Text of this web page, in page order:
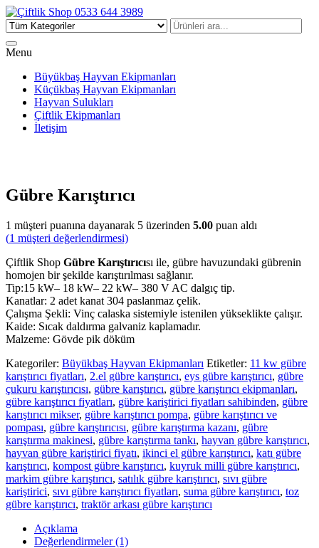
Çiftlik Shop 0533 644 3989
Menu
Büyükbaş Hayvan Ekipmanları
Küçükbaş Hayvan Ekipmanları
Hayvan Sulukları
Çiftlik Ekipmanları
İletişim
Gübre Karıştırıcı
1 müşteri puanına dayanarak 5 üzerinden 5.00 puan aldı
(1 müşteri değerlendirmesi)
Çiftlik Shop Gübre Karıştırıcısı ile, gübre havuzundaki gübrenin
homojen bir şekilde karıştırılması sağlanır.
Tip:15 kW– 18 kW– 22 kW– 380 V AC dalgıç tip.
Kanatlar: 2 adet kanat 304 paslanmaz çelik.
Çalışma Şekli: Vinç calaska sistemiyle istenilen yükseklikte çalışır.
Kaide: Sıcak daldırma galvaniz kaplamadır.
Malzeme: Gövde pik döküm
Kategoriler: Büyükbaş Hayvan Ekipmanları Etiketler: 11 kw gübre
karıştırıcı fiyatları, 2.el gübre karıştırıcı, eys gübre karıştırıcı, gübre
çukuru karıştırıcısı, gübre karıştırıcı, gübre karıştırıcı ekipmanları,
gübre karıştırıcı fiyatları, gübre kariştirici fiyatları sahibinden, gübre
karıştırıcı mikser, gübre karıştırıcı pompa, gübre karıştırıcı ve
pompası, gübre karıştırıcısı, gübre karıştırma kazanı, gübre
karıştırma makinesi, gübre karıştırma tankı, hayvan gübre karıştırıcı,
hayvan gübre kariştirici fiyatı, ikinci el gübre karıştırıcı, katı gübre
karıştırıcı, kompost gübre karıştırıcı, kuyruk milli gübre karıştırıcı,
markim gübre karıştırıcı, satılık gübre karıştırıcı, sıvı gübre
kariştirici, sıvı gübre karıştırıcı fiyatları, suma gübre karıştırıcı, toz
gübre karıştırıcı, traktör arkası gübre karıştırıcı
Açıklama
Değerlendirmeler (1)